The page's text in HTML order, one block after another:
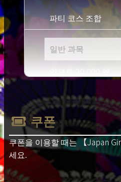
파티 코스 조합
일반 과목
입관료 20,000 엔
연회비 20,000 엔 *
설정료 20,000 엔 ~
일반 강좌가 있습니
일반 여성
OL, 주부, 학생, 여
무원 등,
캐주얼 강좌입니다.
쿠폰
쿠폰을 이용할 때는【Japan
세요.